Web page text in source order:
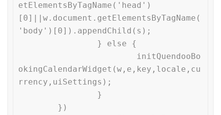
etElementsByTagName('head')
[0]||w.document.getElementsByTagName(
'body')[0]).appendChild(s);
okingCalendarWidget(w,e,key,locale,cu
rrency,uiSettings);